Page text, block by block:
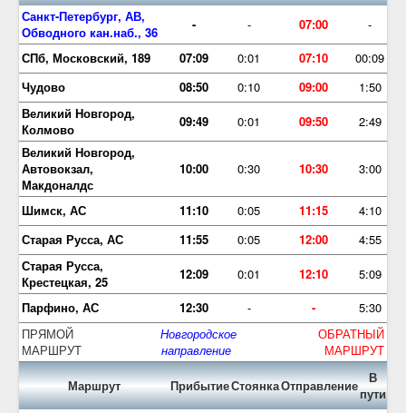
Санкт-Петербург, АВ,
Обводного кан.наб., 36
- - 07:00
-
СПб, Московский, 189
07:09 0:01 07:10
00:09
Чудово
08:50 0:10 09:00
1:50
Великий Новгород,
Колмово
09:49 0:01 09:50
2:49
Великий Новгород,
Автовокзал,
Макдоналдс
10:00 0:30 10:30 3:00
Шимск, АС 11:10 0:05 11:15
4:10
Старая Русса, АС
11:55 0:05 12:00
4:55
Старая Русса,
Крестецкая, 25
12:09 0:01 12:10
5:09
Парфино, АС
12:30 - -
5:30
ПРЯМОЙ
МАРШРУТ
Новгородское
направление
ОБРАТНЫЙ
МАРШРУТ
Маршрут ПрибытиеСтоянкаОтправление
В
пути